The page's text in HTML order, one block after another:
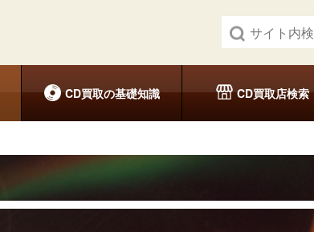
CD買取の基礎知識 CD買取店検索